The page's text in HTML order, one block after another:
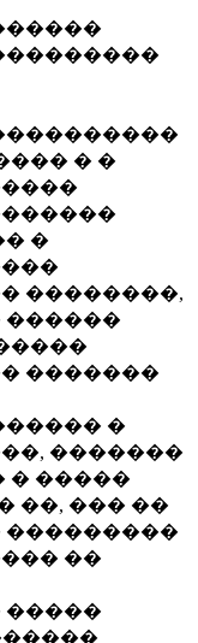
� �
�
��������,
������
�������
�
�������
� �����
��, ��� ��
���������
��
�����